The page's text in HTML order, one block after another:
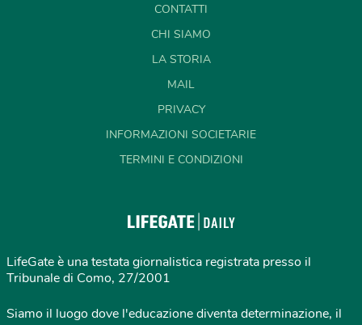
CONTATTI
CHI SIAMO
LA STORIA
MAIL
PRIVACY
INFORMAZIONI SOCIETARIE
TERMINI E CONDIZIONI
LifeGate è una testata giornalistica registrata presso il
Tribunale di Como, 27/2001
Siamo il luogo dove l'educazione diventa determinazione, il